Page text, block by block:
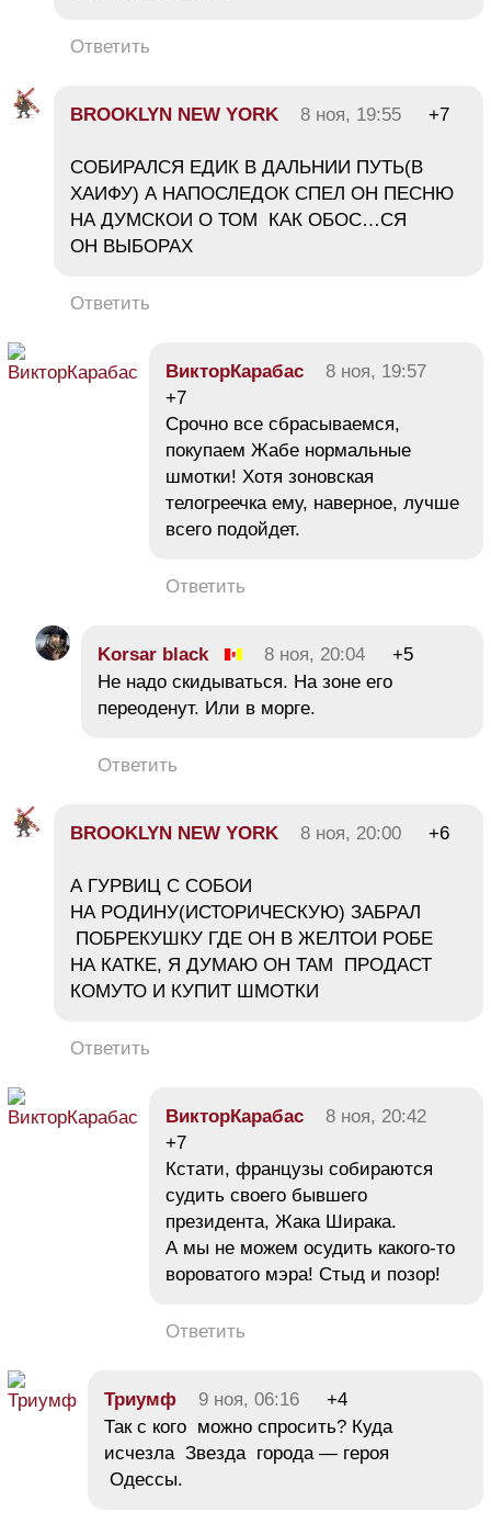
Ответить
BROOKLYN NEW YORK 8 ноя, 19:55 +7
СОБИРАЛСЯ ЕДИК В ДАЛЬНИИ ПУТЬ(В
ХАИФУ) А НАПОСЛЕДОК СПЕЛ ОН ПЕСНЮ
НА ДУМСКОИ О ТОМ КАК ОБОС…СЯ
ОН ВЫБОРАХ
Ответить
ВикторКарабас
8 ноя, 19:57
+7
Срочно все сбрасываемся,
покупаем Жабе нормальные
шмотки! Хотя зоновская
телогреечка ему, наверное, лучше
всего подойдет.
Ответить
Korsar black 8 ноя, 20:04
+5
Не надо скидываться. На зоне его
переоденут. Или в морге.
Ответить
BROOKLYN NEW YORK 8 ноя, 20:00 +6
А ГУРВИЦ С СОБОИ
НА РОДИНУ(ИСТОРИЧЕСКУЮ) ЗАБРАЛ
ПОБРЕКУШКУ ГДЕ ОН В ЖЕЛТОИ РОБЕ
НА КАТКЕ, Я ДУМАЮ ОН ТАМ ПРОДАСТ
КОМУТО И КУПИТ ШМОТКИ
Ответить
ВикторКарабас
8 ноя, 20:42
+7
Кстати, французы собираются
судить своего бывшего
президента, Жака Ширака.
А мы не можем осудить какого-то
вороватого мэра! Стыд и позор!
Ответить
Триумф 9 ноя, 06:16
+4
Так с кого можно спросить? Куда
исчезла Звезда города — героя
Одессы.